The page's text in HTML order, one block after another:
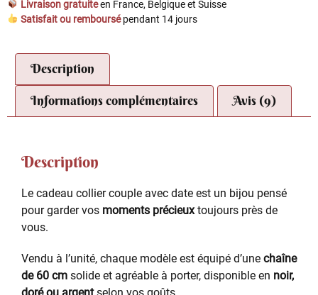
Livraison gratuiteen France, Belgique et Suisse
Satisfait ou remboursépendant 14 jours
Description
Informations complémentaires Avis (9)
Description
Le cadeau collier couple avec date est un bijou pensé
pour garder vos moments précieuxtoujours près de
vous.
Vendu à l’unité, chaque modèle est équipé d’une chaîne
de 60 cm solide et agréable à porter, disponible en noir,
doré ou argentselon vos goûts.